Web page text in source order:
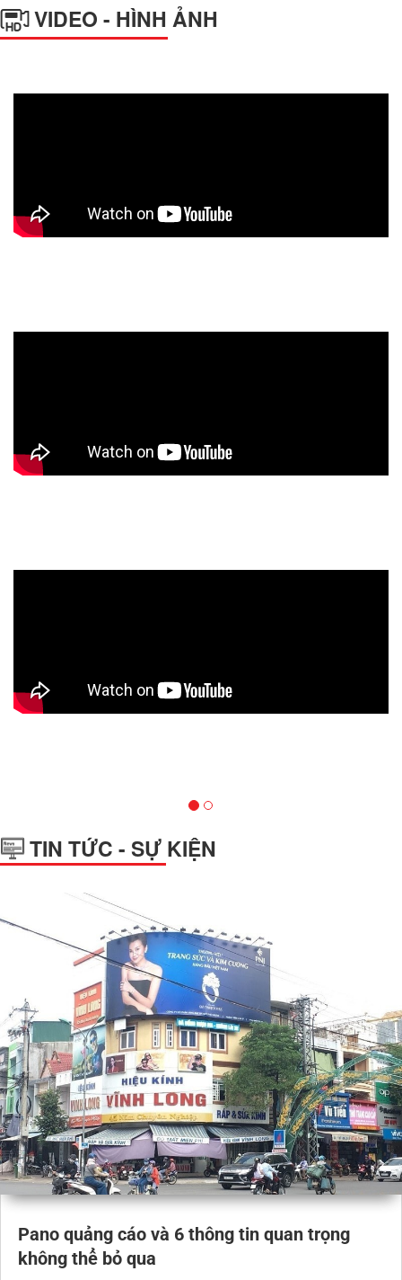
VIDEO - HÌNH ẢNH
TIN TỨC - SỰ KIỆN
Pano quảng cáo và 6 thông tin quan trọng
không thể bỏ qua